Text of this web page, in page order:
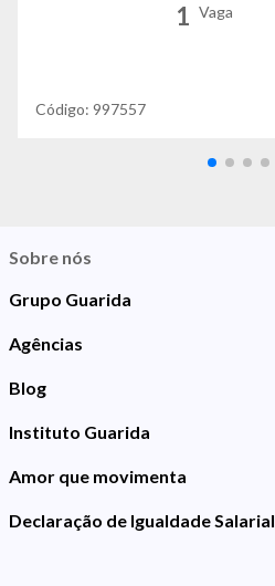
1 Vaga
Código: 997557
Sobre nós
Grupo Guarida
Agências
Blog
Instituto Guarida
Amor que movimenta
Declaração de Igualdade Salarial